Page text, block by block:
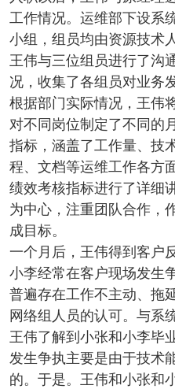
工作情况。运维部下设系
小组，组员均由资源技术
王伟与三位组员进行了沟
况，收集了各组员对业务
根据部门实际情况，王伟
对不同岗位制定了不同的
指标，涵盖了工作量、技
程、文档等运维工作各方
绩效考核指标进行了详细
为中心，注重团队合作，
成目标。
一个月后，王伟得到客户
小李经常在客户现场发生
普遍存在工作不主动、拖
网络组人员的认可。与系
王伟了解到小张和小李毕
发生争执主要是由于技术
的。于是。王伟和小张和